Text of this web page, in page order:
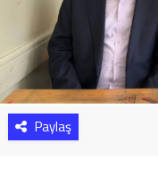
Paylaş
Resmi İlan
Resmi Reklam